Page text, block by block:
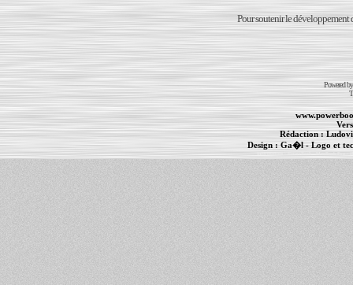
Pour soutenir le développement
Powered
Rédaction :
Design : Ga�l- Logo et